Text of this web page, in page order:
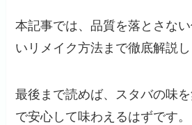
本記事では、品質を落とさな
いリメイク方法まで徹底解説し
最後まで読めば、スタバの味
で安心して味わえるはずです。